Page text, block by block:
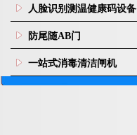
统
人脸识别测温健康码设备
防尾随AB门
一站式消毒清洁闸机